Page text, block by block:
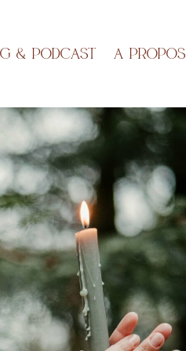
& PODCAST A propos